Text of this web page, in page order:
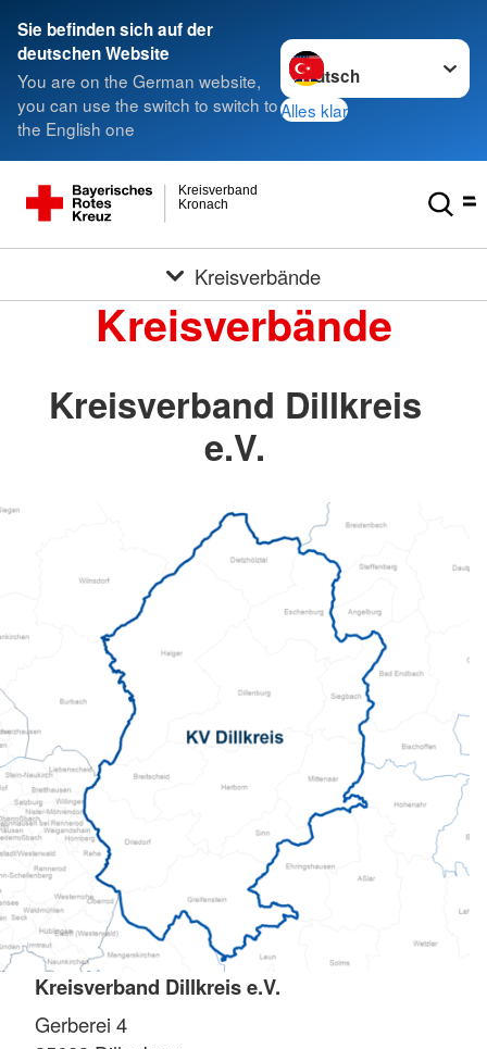
Sie befinden sich auf der
deutschen Website
You are on the German website,
you can use the switch to switch to
the English one
Sprache wechseln zu
Alles klar
Kronach
Kreisverband
Kreisverbände
Kreisverbände
Kreisverband Dillkreis
e.V.
Kreisverband Dillkreis e.V.
Gerberei 4